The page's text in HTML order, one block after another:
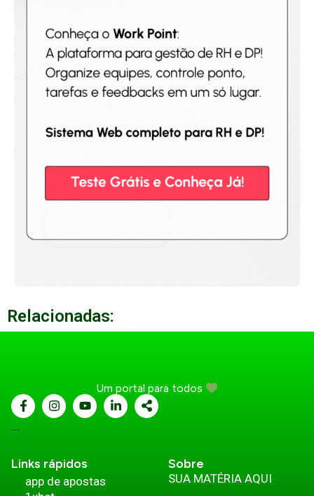
Relacionadas:
Um portal para todos
...
Links rápidos
app de apostas
Sobre
SUA MATÉRIA AQUI